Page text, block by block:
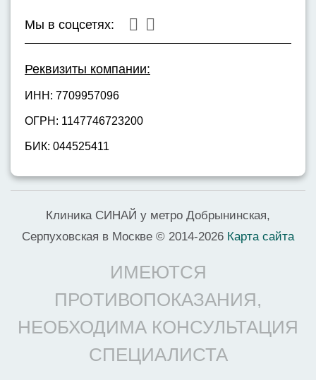
Мы в соцсетях:
Реквизиты компании:
ИНН: 7709957096
ОГРН: 1147746723200
БИК: 044525411
Клиника СИНАЙ у метро Добрынинская,
Серпуховская в Москве © 2014-2026 Карта сайта
ИМЕЮТСЯ
ПРОТИВОПОКАЗАНИЯ,
НЕОБХОДИМА КОНСУЛЬТАЦИЯ
СПЕЦИАЛИСТА